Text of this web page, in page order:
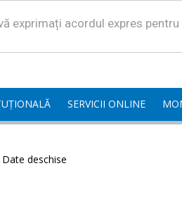
exprimați acordul expres
SERVICII ONLINE
Date deschise